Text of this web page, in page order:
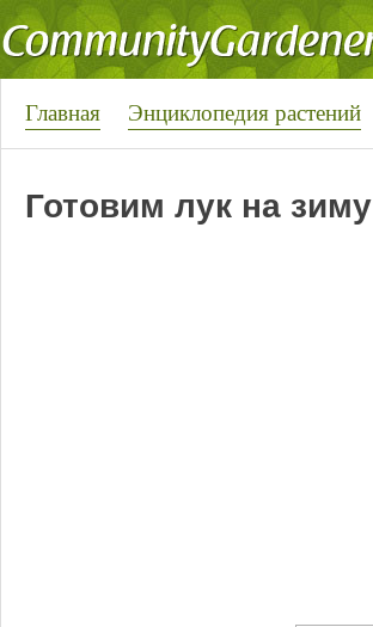
Главная Энциклопедия растений
Готовим лук на зиму